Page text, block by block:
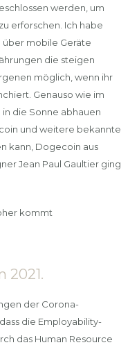
werden, um
erforschen. Ich habe
über mobile Geräte
die steigen
möglich, wenn ihr
Genauso wie im
die Sonne abhauen
und weitere bekannte
kann, Dogecoin aus
Jean Paul Gaultier ging
kommt
2021.
der Corona-
die Employability-
das Human Resource